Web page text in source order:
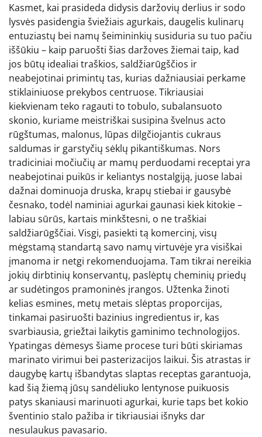
Kasmet, kai prasideda didysis daržovių derlius ir sodo
lysvės pasidengia šviežiais agurkais, daugelis kulinarų
entuziastų bei namų šeimininkių susiduria su tuo pačiu
iššūkiu – kaip paruošti šias daržoves žiemai taip, kad
jos būtų idealiai traškios, saldžiarūgščios ir
neabejotinai primintų tas, kurias dažniausiai perkame
stiklainiuose prekybos centruose. Tikriausiai
kiekvienam teko ragauti to tobulo, subalansuoto
skonio, kuriame meistriškai susipina švelnus acto
rūgštumas, malonus, lūpas dilgčiojantis cukraus
saldumas ir garstyčių sėklų pikantiškumas. Nors
tradiciniai močiučių ar mamų perduodami receptai yra
neabejotinai puikūs ir keliantys nostalgiją, juose labai
dažnai dominuoja druska, krapų stiebai ir gausybė
česnako, todėl naminiai agurkai gaunasi kiek kitokie –
labiau sūrūs, kartais minkštesni, o ne traškiai
saldžiarūgščiai. Visgi, pasiekti tą komercinį, visų
mėgstamą standartą savo namų virtuvėje yra visiškai
įmanoma ir netgi rekomenduojama. Tam tikrai nereikia
jokių dirbtinių konservantų, paslėptų cheminių priedų
ar sudėtingos pramoninės įrangos. Užtenka žinoti
kelias esmines, metų metais slėptas proporcijas,
tinkamai pasiruošti bazinius ingredientus ir, kas
svarbiausia, griežtai laikytis gaminimo technologijos.
Ypatingas dėmesys šiame procese turi būti skiriamas
marinato virimui bei pasterizacijos laikui. Šis atrastas ir
daugybę kartų išbandytas slaptas receptas garantuoja,
kad šią žiemą jūsų sandėliuko lentynose puikuosis
patys skaniausi marinuoti agurkai, kurie taps bet kokio
šventinio stalo pažiba ir tikriausiai išnyks dar
nesulaukus pavasario.